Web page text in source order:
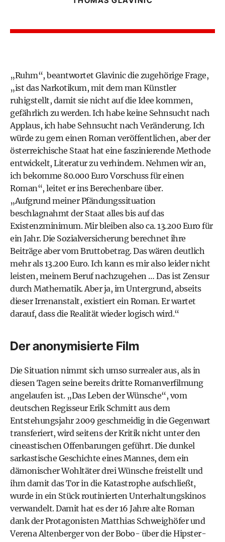
„Ruhm“, beantwortet Glavinic die zugehörige Frage,
„ist das Narkotikum, mit dem man Künstler
ruhigstellt, damit sie nicht auf die Idee kommen,
gefährlich zu werden. Ich habe keine Sehnsucht nach
Applaus, ich habe Sehnsucht nach Veränderung. Ich
würde zu gern einen Roman veröffentlichen, aber der
österreichische Staat hat eine faszinierende Methode
entwickelt, Literatur zu verhindern. Nehmen wir an,
ich bekomme 80.000 Euro Vorschuss für einen
Roman“, leitet er ins Berechenbare über.
„Aufgrund meiner Pfändungssituation
beschlagnahmt der Staat alles bis auf das
Existenzminimum. Mir bleiben also ca. 13.200 Euro für
ein Jahr. Die Sozialversicherung berechnet ihre
Beiträge aber vom Bruttobetrag. Das wären deutlich
mehr als 13.200 Euro. Ich kann es mir also leider nicht
leisten, meinem Beruf nachzugehen … Das ist Zensur
durch Mathematik. Aber ja, im Untergrund, abseits
dieser Irrenanstalt, existiert ein Roman. Er wartet
darauf, dass die Realität wieder logisch wird.“
Der anonymisierte Film
Die Situation nimmt sich umso surrealer aus, als in
diesen Tagen seine bereits dritte Romanverfilmung
angelaufen ist. „Das Leben der Wünsche“, vom
deutschen Regisseur Erik Schmitt aus dem
Entstehungsjahr 2009 geschmeidig in die Gegenwart
transferiert, wird seitens der Kritik nicht unter den
cineastischen Offenbarungen geführt. Die dunkel
sarkastische Geschichte eines Mannes, dem ein
dämonischer Wohltäter drei Wünsche freistellt und
ihm damit das Tor in die Katastrophe aufschließt,
wurde in ein Stück routinierten Unterhaltungskinos
verwandelt. Damit hat es der 16 Jahre alte Roman
dank der Protagonisten Matthias Schweighöfer und
Verena Altenberger von der Bobo- über die Hipster-